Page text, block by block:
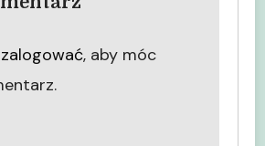
zalogować, aby móc